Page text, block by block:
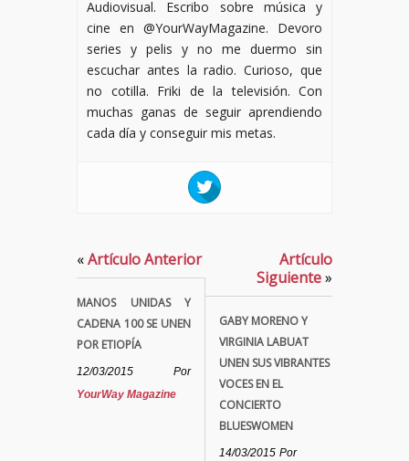
Audiovisual. Escribo sobre música y
cine en @YourWayMagazine. Devoro
series y pelis y no me duermo sin
escuchar antes la radio. Curioso, que
no cotilla. Friki de la televisión. Con
muchas ganas de seguir aprendiendo
cada día y conseguir mis metas.
«Artículo Anterior
MANOS UNIDAS Y
CADENA 100 SE UNEN
POR ETIOPÍA
12/03/2015
Por
YourWay Magazine
Artículo
Siguiente»
GABY MORENO Y
VIRGINIA LABUAT
UNEN SUS VIBRANTES
VOCES EN EL
CONCIERTO
BLUESWOMEN
14/03/2015 Por